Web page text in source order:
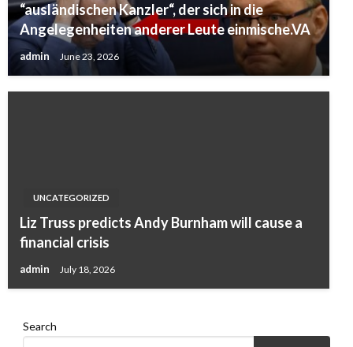
“ausländischen Kanzler“, der sich in die
Angelegenheiten anderer Leute einmische.VA
admin June 23, 2026
UNCATEGORIZED
Liz Truss predicts Andy Burnham will cause a
financial crisis
admin July 18, 2026
Search